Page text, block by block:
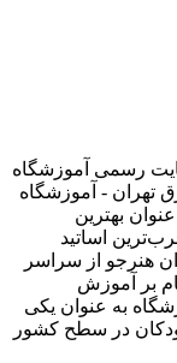
است (۱۳۸۴-۱۴۰۴) - وبسایت رسمی آموزشگاه
تهران - آموزشگاه
بهترین
اساتید
هنرجو از سراسر
بر آموزش
به عنوان یکی
در سطح کشور